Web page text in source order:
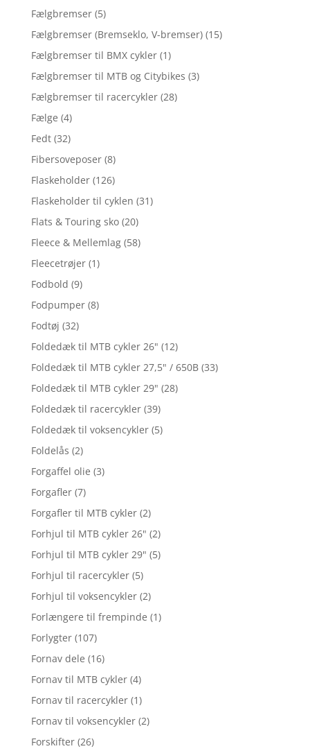
Fælgbremser (5)
Fælgbremser (Bremseklo, V-bremser) (15)
Fælgbremser til BMX cykler (1)
Fælgbremser til MTB og Citybikes (3)
Fælgbremser til racercykler (28)
Fælge (4)
Fedt (32)
Fibersoveposer (8)
Flaskeholder (126)
Flaskeholder til cyklen (31)
Flats & Touring sko (20)
Fleece & Mellemlag (58)
Fleecetrøjer (1)
Fodbold (9)
Fodpumper (8)
Fodtøj (32)
Foldedæk til MTB cykler 26" (12)
Foldedæk til MTB cykler 27,5" / 650B (33)
Foldedæk til MTB cykler 29" (28)
Foldedæk til racercykler (39)
Foldedæk til voksencykler (5)
Foldelås (2)
Forgaffel olie (3)
Forgafler (7)
Forgafler til MTB cykler (2)
Forhjul til MTB cykler 26" (2)
Forhjul til MTB cykler 29" (5)
Forhjul til racercykler (5)
Forhjul til voksencykler (2)
Forlængere til frempinde (1)
Forlygter (107)
Fornav dele (16)
Fornav til MTB cykler (4)
Fornav til racercykler (1)
Fornav til voksencykler (2)
Forskifter (26)